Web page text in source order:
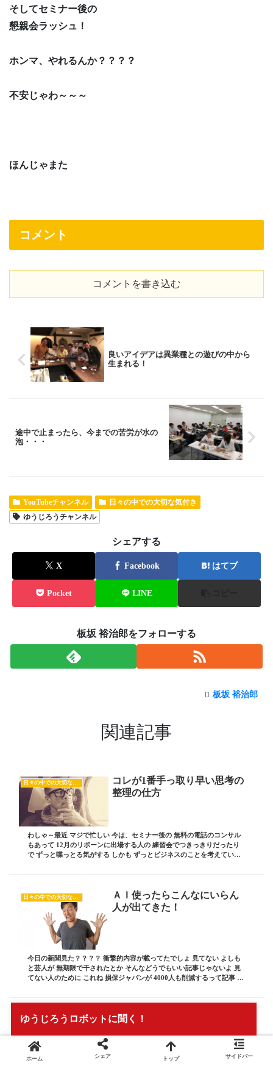
そしてセミナー後の
懇親会ラッシュ！
ホンマ、やれるんか？？？？
不安じゃわ～～～
ほんじゃまた
コメント
コメントを書き込む
良いアイデアは異業種との遊びの中から
生まれる！
途中で止まったら、今までの苦労が水の
泡・・・
YouTubeチャンネル
日々の中での大切な気付き
ゆうじろうチャンネル
シェアする
X Facebook はてブ
Pocket LINE
板坂 裕治郎をフォローする
板坂 裕治郎
関連記事
日々の中での大切な気付き
コレが1番手っ取り早い思考の
整理の仕方
わしゃ～最近 マジで忙しい 今は、セミナー後の 無料の電話のコンサル
もあって 12月のリボーンに出場する人の 練習会でつきっきりだったり
で ずっと喋っとる気がする しかも ずっとビジネスのことを考えている
日々の中での大切な気付き
ＡＩ使ったらこんなにいらん
人が出てきた！
今日の新聞見た？？？？ 衝撃的内容が載ってたでしょ 見てない よしも
と芸人が 無期限で干されたとか そんなどうでもいい記事じゃないよ 見
てない人のために これね 損保ジャパンが 4000人も削減するって記事 わ
日々の中での大切な気付き
やりたいことも多いけど、そ
ホーム シェア トップ サイドバー
ゆうじろうロボットに聞く！